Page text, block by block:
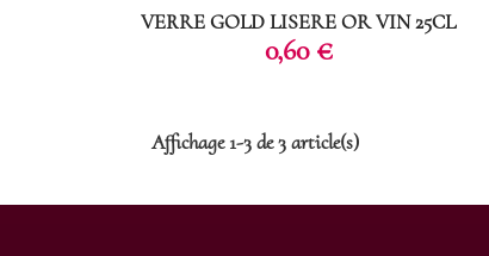
VERRE GOLD LISERE OR VIN 25CL
Prix
0,60 €
Affichage 1-3 de 3 article(s)